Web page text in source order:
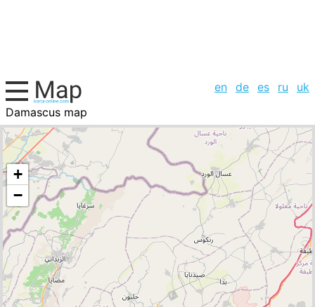
en de es ru
uk
Damascus map
Syria, cities list
+
−